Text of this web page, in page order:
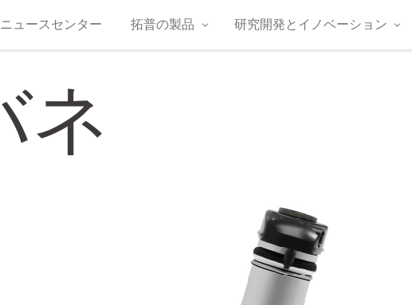
ニュースセンター 拓普の製品 研究開発とイノベーション
ネ